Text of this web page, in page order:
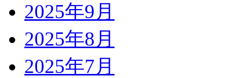
2025年9月
2025年8月
2025年7月